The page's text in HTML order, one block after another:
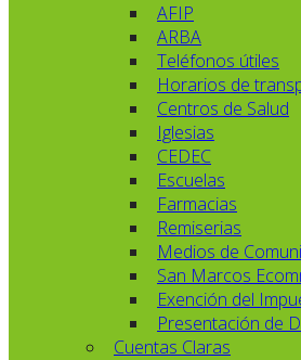
AFIP
ARBA
Teléfonos útiles
Horarios de
Centros de Salud
Iglesias
CEDEC
Escuelas
Farmacias
Remiserias
Medios de
San Marcos
Exención del
Presentación de
Cuentas Claras